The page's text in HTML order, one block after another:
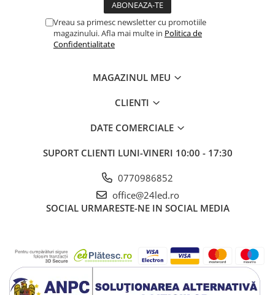
Lampi de tavan
Spoturi LED
Corpuri de Iluminat pe Sina LED
Corpuri Industriale LED
Proiectoare LED magazin pe
sina 220V
Vreau sa primesc newsletter cu promotiile
magazinului. Afla mai multe in Politica de
Confidentialitate
MAGAZINUL MEU
CLIENTI
DATE COMERCIALE
SUPORT CLIENTI LUNI-VINERI 10:00 - 17:30
0770986852
office@24led.ro
SOCIAL URMARESTE-NE IN SOCIAL MEDIA